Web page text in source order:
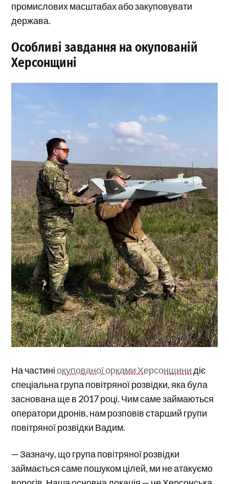
промислових масштабах або закуповувати
держава.
Особливі завдання на окупованій
Херсонщині
На частиніокупованої орками Херсонщинидіє
спеціальна група повітряної розвідки, яка була
заснована ще в 2017 році. Чим саме займаються
оператори дронів, нам розповів старший групи
повітряної розвідки Вадим.
— Зазначу, що група повітряної розвідки
займається саме пошуком цілей, ми не атакуємо